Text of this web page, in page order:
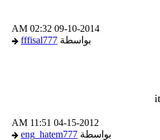
09-10-2014
02:32 AM
بواسطةfffisal777
04-15-2012
11:51 AM
بواسطةeng_hatem777